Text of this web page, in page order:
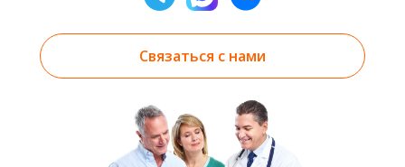
Связаться с нами